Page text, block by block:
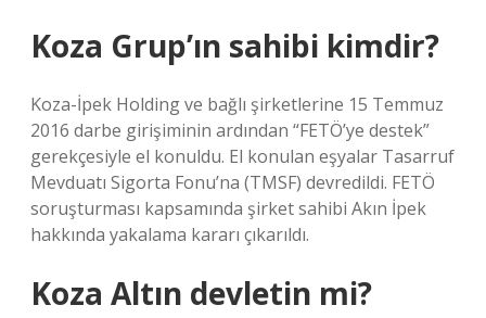
Koza Grup’ın sahibi kimdir?
Koza-İpek Holding ve bağlı şirketlerine 15 Temmuz
2016 darbe girişiminin ardından “FETÖ’ye destek”
gerekçesiyle el konuldu. El konulan eşyalar Tasarruf
Mevduatı Sigorta Fonu’na (TMSF) devredildi. FETÖ
soruşturması kapsamında şirket sahibi Akın İpek
hakkında yakalama kararı çıkarıldı.
Koza Altın devletin mi?